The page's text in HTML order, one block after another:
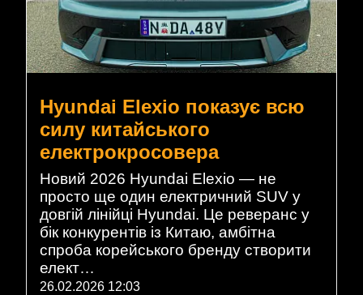
Hyundai Elexio показує всю
силу китайського
електрокросовера
Новий 2026 Hyundai Elexio — не
просто ще один електричний SUV у
довгій лінійці Hyundai. Це реверанс у
бік конкурентів із Китаю, амбітна
спроба корейського бренду створити
елект…
26.02.2026 12:03